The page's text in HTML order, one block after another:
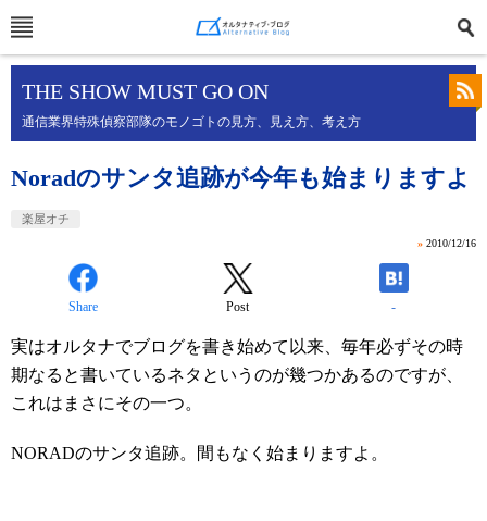
THE SHOW MUST GO ON
通信業界特殊偵察部隊のモノゴトの見方、見え方、考え方
Noradのサンタ追跡が今年も始まりますよ
楽屋オチ
» 2010/12/16
Share Post -
実はオルタナでブログを書き始めて以来、毎年必ずその時
期なると書いているネタというのが幾つかあるのですが、
これはまさにその一つ。
NORADのサンタ追跡。間もなく始まりますよ。